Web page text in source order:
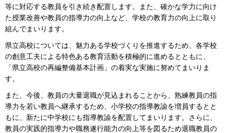
等に対応する教員を引き続き配置します。また、確かな学力に向け
た授業改善や教員の指導力の向上など、学校の教育力の向上に取り
組んでまいります。
県立高校については、魅力ある学校づくりを推進するため、各学校
の創意工夫による特色ある教育活動を積極的に進めるとともに、
「県立高校の再編整備基本計画」の着実な実施に努めてまいりま
す。
また、今後、教員の大量退職が見込まれることから、熟練教員の指
導力を若い教員へ継承するため、小学校の指導教諭を増員するとと
もに、新たに中学校にも指導教諭を配置してまいります。さらに、
教員の実践的指導力や職務遂行能力の向上等を図るため退職教員の